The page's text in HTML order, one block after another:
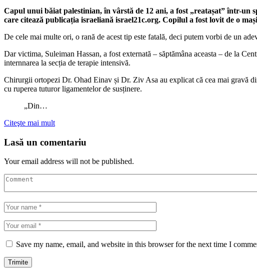
Capul unui băiat palestinian, în vârstă de 12 ani, a fost „reatașat” într-
care citează publicația israeliană israel21c.org. Copilul a fost lovit de o
De cele mai multe ori, o rană de acest tip este fatală, deci putem vorbi de un
Dar victima, Suleiman Hassan, a fost externată – săptămâna aceasta – de la
internnarea la secția de terapie intensivă.
Chirurgii ortopezi Dr. Ohad Einav și Dr. Ziv Asa au explicat că cea mai gravă
cu ruperea tuturor ligamentelor de susținere.
„Din…
Citeşte mai mult
Lasă un comentariu
Your email address will not be published.
Save my name, email, and website in this browser for the next time I